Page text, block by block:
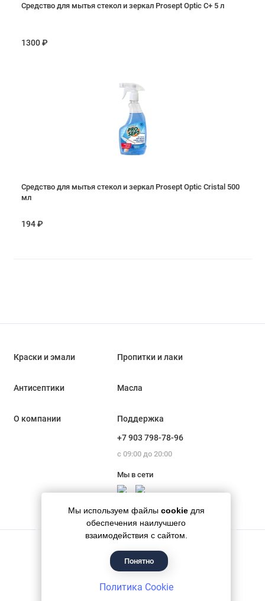
Средство для мытья стекол и зеркал Prosept Optic C+ 5 л
1300 ₽
Средство для мытья стекол и зеркал Prosept Optic Cristal 500
мл
194 ₽
Мы используем файлы cookie для
обеспечения наилучшего
взаимодействия с сайтом.
Понятно
Политика Cookie
Краски и эмали Пропитки и лаки
Антисептики Масла
О компании
Поддержка
+7 903 798-78-96
с 09:00 до 20:00
Мы в сети
Гипермаркет красок «Банапал», 2018 - 2026